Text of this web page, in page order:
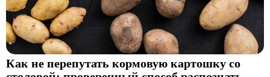
Как не перепутать кормовую картошку со